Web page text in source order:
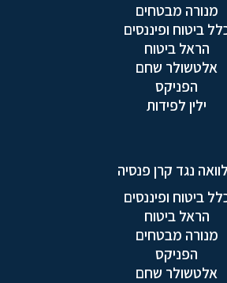
מנורה מבטחים
ביטוח ופיננסים
הראל ביטוח
אלטשולר שחם
הפניקס
ילין לפידות
נגד קרן פנסיה
ביטוח ופיננסים
הראל ביטוח
מנורה מבטחים
הפניקס
אלטשולר שחם